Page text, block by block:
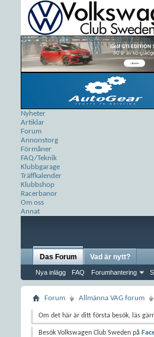
Nyheter
Artiklar
Forum
Annonstorg
Förmåner
FAQ/Teknik
Klubbgarage
Träffkalender
Klubbshop
Racerbanor
Om oss
Annat
Das Forum
Nya inlägg FAQ Forumhantering
Vad är nytt?
Forum Allmänna VAG forum
Om det här är ditt första besök, läs
Besök Volkswagen Club Sweden på